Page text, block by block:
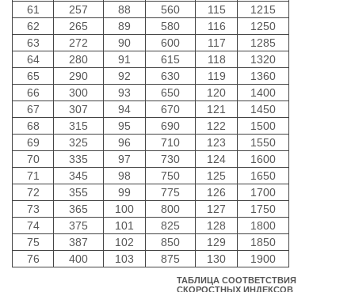
61
257 88 560 115
1215
62
265 89 580 116
1250
63
272 90 600 117
1285
64
280 91 615 118
1320
65
290 92 630 119
1360
66
300 93 650 120
1400
67
307 94 670 121
1450
68
315 95 690 122
1500
69
325 96 710 123
1550
70
335 97 730 124
1600
71
345 98 750 125
1650
72
355 99 775 126
1700
73
365 100 800 127
1750
74
375 101 825 128
1800
75
387 102 850 129
1850
76
400 103 875 130 1900
ТАБЛИЦА СООТВЕТСТВИЯ
СКОРОСТНЫХ ИНДЕКСОВ